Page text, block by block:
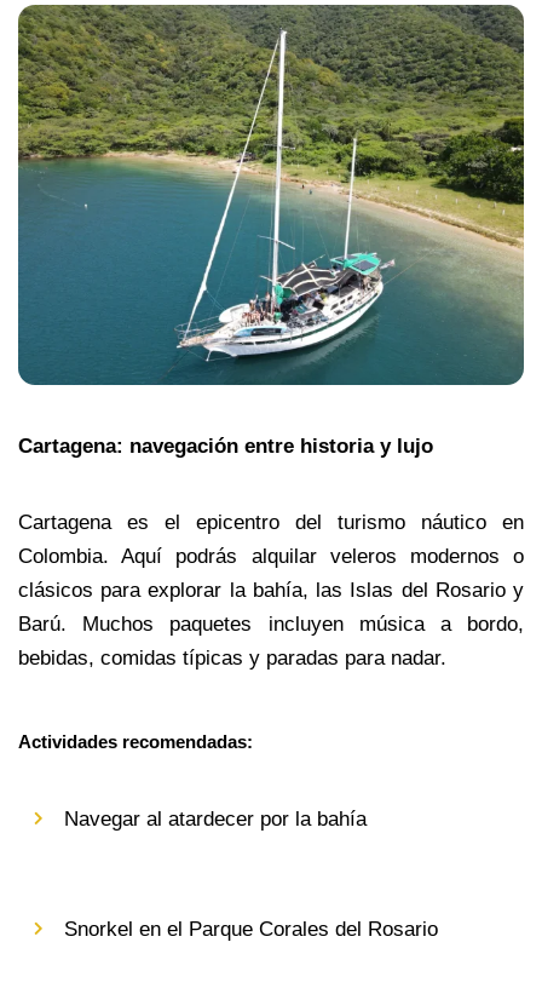
Cartagena: navegación entre historia y lujo
Cartagena es el epicentro del turismo náutico en
Colombia. Aquí podrás alquilar veleros modernos o
clásicos para explorar la bahía, las Islas del Rosario y
Barú. Muchos paquetes incluyen música a bordo,
bebidas, comidas típicas y paradas para nadar.
Actividades recomendadas:
Navegar al atardecer por la bahía
Snorkel en el Parque Corales del Rosario